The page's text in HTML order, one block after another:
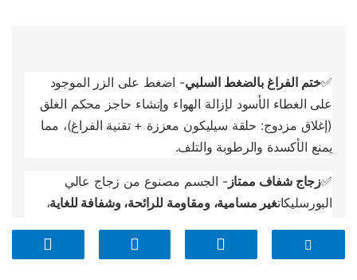
✅ختم الفراغ بالضغط السلبي- اضغط على الزر الموجود
على الغطاء الأسود لإزالة الهواء وإنشاء حاجز محكم الغلق
(إغلاق مزدوج: حلقة سيليكون معززة + تقنية الفراغ)، مما
يمنع الأكسدة والرطوبة والتلف.
✅زجاج شفاف ممتاز- الجسم مصنوع من زجاج عالي
البورسليكاتغير مسامية، ومقاومة للرائحة، وشفافة للغاية،
✅أغطية مفرغة من الهواء سوداء متينة- أغطية سوداء أنيقة